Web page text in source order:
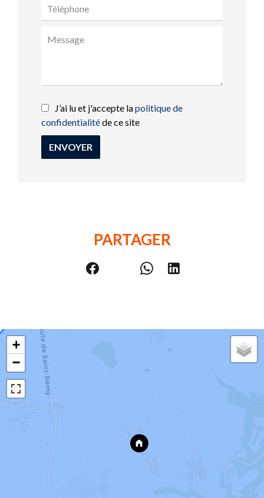
J’ai lu et j'accepte lapolitique de
confidentialitéde ce site
ENVOYER
PARTAGER
+
−